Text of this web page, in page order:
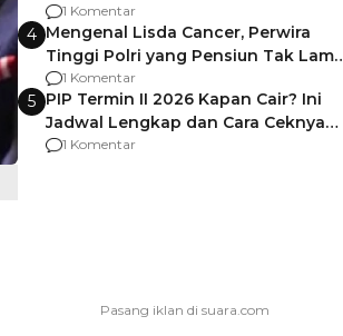
Berencana Pakai Jimat di Pakansari
1 Komentar
4 Mengenal Lisda Cancer, Perwira
Tinggi Polri yang Pensiun Tak Lama
Usai Jadi Brigjen
1 Komentar
5 PIP Termin II 2026 Kapan Cair? Ini
Jadwal Lengkap dan Cara Ceknya
agar Dana Tidak Hangus!
1 Komentar